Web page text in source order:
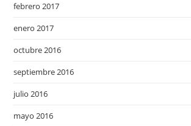
febrero 2017
enero 2017
octubre 2016
septiembre 2016
julio 2016
mayo 2016